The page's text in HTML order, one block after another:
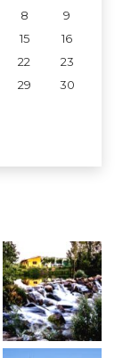
8
9
15
16
22
23
29
30